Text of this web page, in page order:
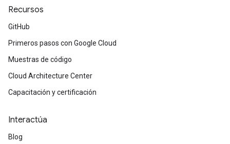
Recursos
GitHub
Primeros pasos con Google Cloud
Muestras de código
Cloud Architecture Center
Capacitación y certificación
Interactúa
Blog